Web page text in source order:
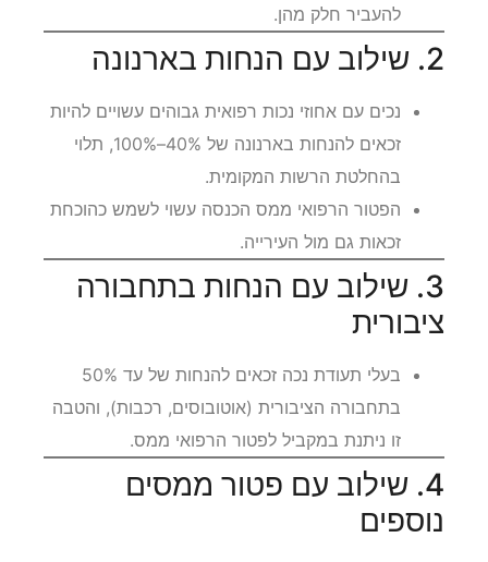
להעביר חלק מהן.
2. שילוב עם הנחות בארנונה
נכים עם אחוזי נכות רפואית גבוהים עשויים להיות
זכאים להנחות בארנונה של 40%–100%, תלוי
בהחלטת הרשות המקומית.
הפטור הרפואי ממס הכנסה עשוי לשמש כהוכחת
זכאות גם מול העירייה.
3. שילוב עם הנחות בתחבורה
ציבורית
בעלי תעודת נכה זכאים להנחות של עד 50%
בתחבורה הציבורית (אוטובוסים, רכבות), והטבה
זו ניתנת במקביל לפטור הרפואי ממס.
4. שילוב עם פטור ממסים
נוספים